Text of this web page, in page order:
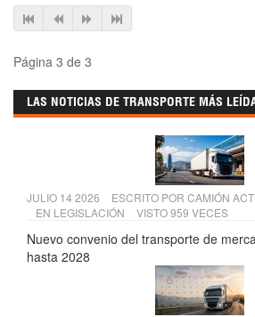
Página 3 de 3
LAS NOTICIAS DE TRANSPORTE MÁS
JULIO 14 2026 ESCRITO POR CAMIÓN
EN LEGISLACIÓN VISTO 959 VECES
Nuevo convenio del transporte de
hasta 2028